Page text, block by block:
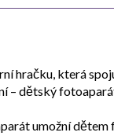
hračku, která
– dětský
umožní dětem